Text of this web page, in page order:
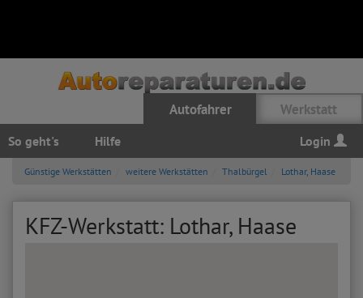
Autofahrer Werkstatt
So geht's Hilfe Login
Günstige Werkstätten weitere Werkstätten Thalbürgel Lothar, Haase
KFZ-Werkstatt: Lothar, Haase